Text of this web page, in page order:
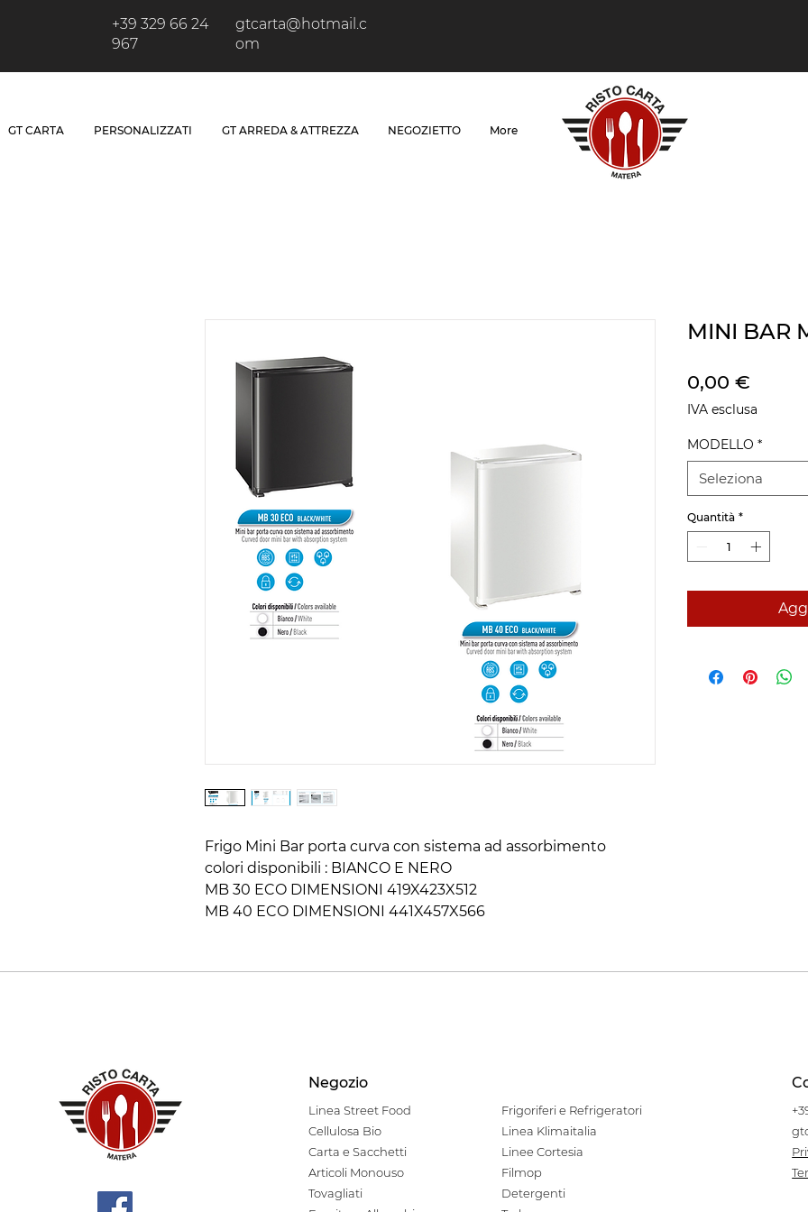
+39 329 66 24
967
gtcarta@hotmail.c
om
GT CARTA PERSONALIZZATI GT ARREDA & ATTREZZA NEGOZIETTO More
Frigo Mini Bar porta curva con sistema ad assorbimento
colori disponibili : BIANCO E NERO
MB 30 ECO DIMENSIONI 419X423X512
MB 40 ECO DIMENSIONI 441X457X566
MINI BAR
0,00 €
IVA esclusa
MODELLO *
Seleziona
Quantità *
Negozio
Linea Street Food
Cellulosa Bio
Carta e Sacchetti
Articoli Monouso
Tovagliati
Frigoriferi e Refrigeratori
Linea Klimaitalia
Linee Cortesia
Filmop
Detergenti